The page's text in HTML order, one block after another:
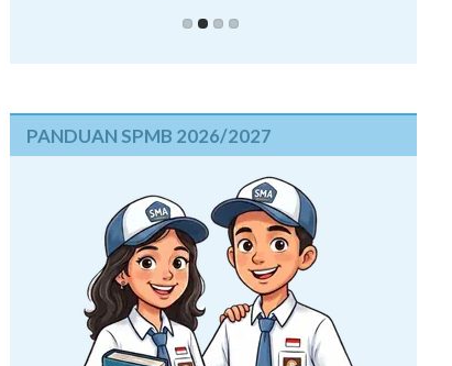
PANDUAN SPMB 2026/2027